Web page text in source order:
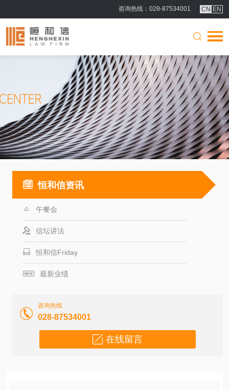
咨询热线 ：028-87534001 CN EN
恒和信资讯
午餐会
信坛讲法
恒和信Friday
最新业绩
咨询热线
028-87534001
在线留言